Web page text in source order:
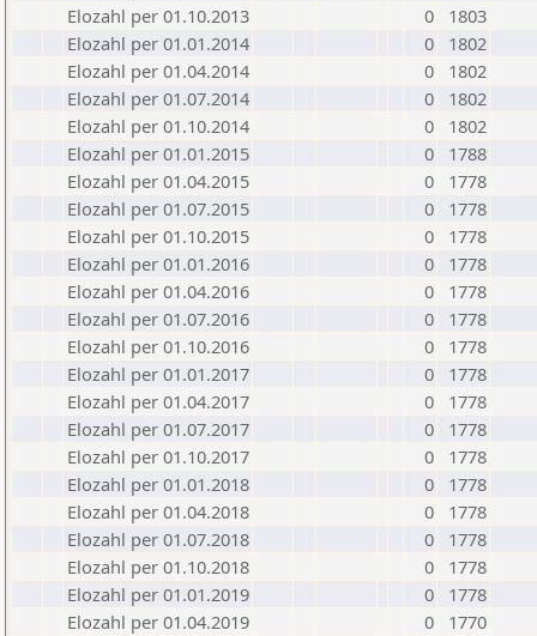
Elozahl per 01.10.2013
0
1803
Elozahl per 01.01.2014
0
1802
Elozahl per 01.04.2014
0
1802
Elozahl per 01.07.2014
0
1802
Elozahl per 01.10.2014
0
1802
Elozahl per 01.01.2015
0
1788
Elozahl per 01.04.2015
0
1778
Elozahl per 01.07.2015
0
1778
Elozahl per 01.10.2015
0
1778
Elozahl per 01.01.2016
0
1778
Elozahl per 01.04.2016
0
1778
Elozahl per 01.07.2016
0
1778
Elozahl per 01.10.2016
0
1778
Elozahl per 01.01.2017
0
1778
Elozahl per 01.04.2017
0
1778
Elozahl per 01.07.2017
0
1778
Elozahl per 01.10.2017
0
1778
Elozahl per 01.01.2018
0
1778
Elozahl per 01.04.2018
0
1778
Elozahl per 01.07.2018
0
1778
Elozahl per 01.10.2018
0
1778
Elozahl per 01.01.2019
0
1778
Elozahl per 01.04.2019
0
1770